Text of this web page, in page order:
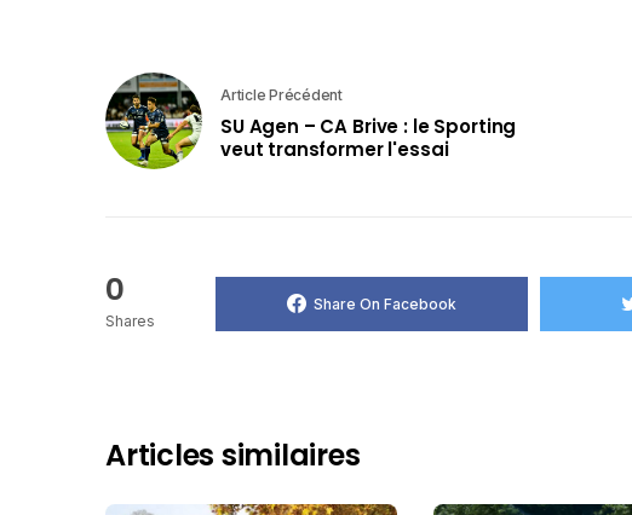
Article Précédent
SU Agen – CA Brive : le Sporting
veut transformer l'essai
0
Shares
Share On Facebook
Articles similaires